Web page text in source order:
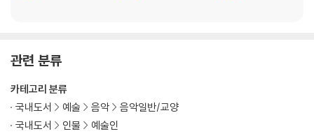
관련 분류
카테고리 분류
국내도서
예술 음악
음악일반/교양
국내도서
인물 예술인